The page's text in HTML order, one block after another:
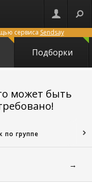
сервиса Sendsay
Подборки
может быть
по группе
→